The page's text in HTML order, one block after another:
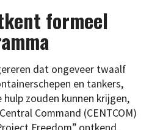
formeel
dat ongeveer twaalf
en tankers,
zouden kunnen krijgen,
Command (CENTCOM)